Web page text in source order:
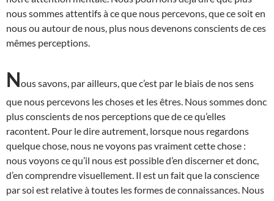
nous sommes attentifs à ce que nous percevons, que ce soit en
nous ou autour de nous, plus nous devenons conscients de ces
mêmes perceptions.
Nous savons, par ailleurs, que c’est par le biais de nos sens
que nous percevons les choses et les êtres. Nous sommes donc
plus conscients de nos perceptions que de ce qu’elles
racontent. Pour le dire autrement, lorsque nous regardons
quelque chose, nous ne voyons pas vraiment cette chose :
nous voyons ce qu’il nous est possible d’en discerner et donc,
d’en comprendre visuellement. Il est un fait que la conscience
par soi est relative à toutes les formes de connaissances. Nous